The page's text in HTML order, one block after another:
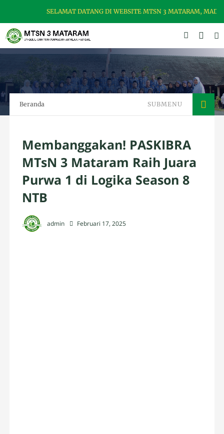
SELAMAT DATANG DI WEBSITE MTSN 3 MATARAM,
Beranda SUBMENU
Membanggakan! PASKIBRA
MTsN 3 Mataram Raih Juara
Purwa 1 di Logika Season 8
NTB
admin Februari 17, 2025